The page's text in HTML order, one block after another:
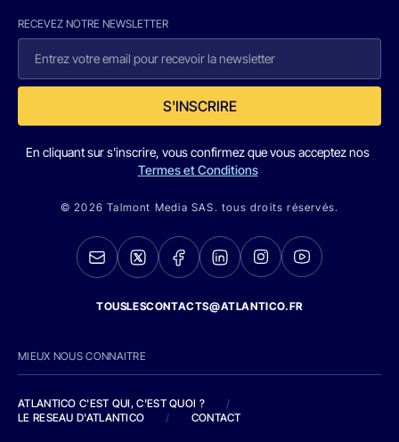
RECEVEZ NOTRE NEWSLETTER
S'INSCRIRE
En cliquant sur s'inscrire, vous confirmez que vous acceptez nos
Termes et Conditions
© 2026 Talmont Media SAS. tous droits réservés.
TOUSLESCONTACTS@ATLANTICO.FR
MIEUX NOUS CONNAITRE
ATLANTICO C'EST QUI, C'EST QUOI ?
/
LE RESEAU D'ATLANTICO
/ CONTACT